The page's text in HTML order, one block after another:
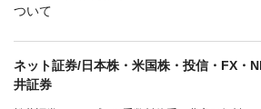
ついて
ネット証券/日本株・米国株・投信・FX・
井証券